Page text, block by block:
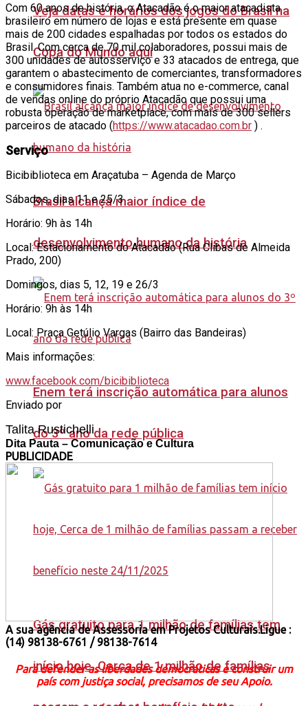
Veja datas e horários dos jogos do Brasil na
Copa do Mundo aqui
Brasil alcança maior índice de
desenvolvimento humano da história
Enem terá inscrição automática para alunos
do 3º ano da rede pública
Gás gratuito para 1 milhão de famílias tem
início hoje, Cerca de 1 milhão de famílias
Com 60 anos de história, o Atacadão é o maior atacadista
brasileiro em número de lojas e está presente em quase
mais de 200 cidades espalhadas por todos os estados do
Brasil. Com cerca de 70 mil colaboradores, possui mais de
300 unidades de autosserviço e 33 atacados de entrega, que
garantem o abastecimento de comerciantes, transformadores
e consumidores finais. Também atua no e-commerce, canal
de vendas online do próprio Atacadão que possui uma
robusta operação de marketplace, com mais de 300 sellers
parceiros de atacado (https://www.atacadao.com.br ) .
Serviço
Bicibiblioteca em Araçatuba – Agenda de Março
Sábados, dias 11 e 25/3
Horário: 9h às 14h
Local: Estacionamento do Atacadão (Rua Clibas de Almeida
Prado, 200)
Domingos, dias 5, 12, 19 e 26/3
Horário: 9h às 14h
Local: Praça Getúlio Vargas (Bairro das Bandeiras)
Mais informações:
www.facebook.com/bicibiblioteca
Enviado por
Talita Rustichelli
Dita Pauta – Comunicação e Cultura
PUBLICIDADE
A sua agência de Assessoria em Projetos Culturais.Ligue :
(14) 98138-6761 / 98138-7614
Para defender as liberdades democráticas e construir um
país com justiça social, precisamos de seu Apoio.